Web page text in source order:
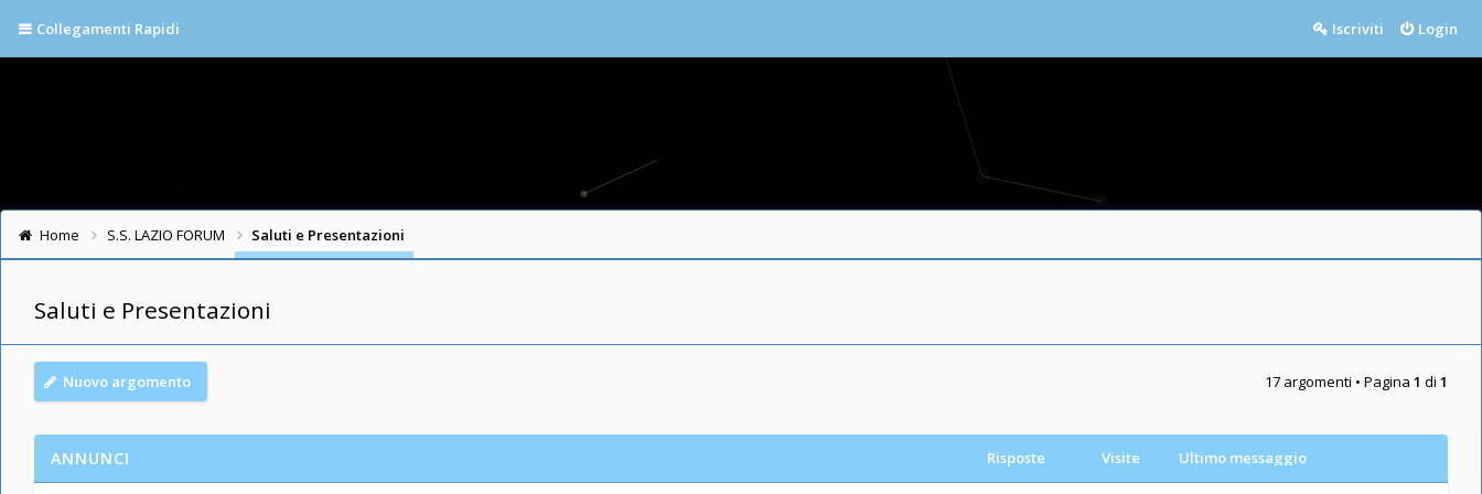
Collegamenti Rapidi Login
Iscriviti
Home S.S. LAZIO FORUM Saluti e Presentazioni
Saluti e Presentazioni
Nuovo argomento 17 argomenti • Pagina 1 di 1
ANNUNCI Risposte Visite Ultimo messaggio